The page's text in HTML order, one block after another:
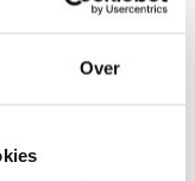
Over
o.b.v. fulltime)
cao mbo van